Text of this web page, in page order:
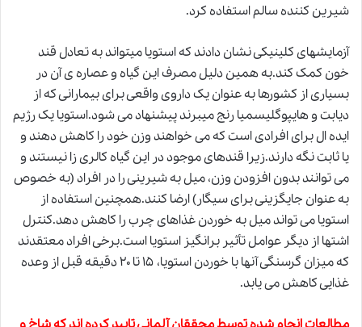
شیرین کننده سالم استفاده کرد.
آزمایش­های کلینیکی نشان دادند که استویا می­تواندبهتعادل قند
خون کمک کند.به همین دلیل مصرف این گیاه و عصاره ی آن در
بسیاری از کشورها به عنوان یک داروی واقعی برای بیمارانی که از
دیابت و هایپوگلیسمیا رنج می­برند پیشنهاد می­ شود.استویا یک رژیم
ایده­ ال برای افرادی است که می­ خواهند وزن خود را کاهش دهند و
یا ثابت نگه دارند.زیرا قندهای موجود در این گیاه کالری­ زا نیستند و
می­ توانند بدون افزودن وزن، میل به شیرینی را در افراد (به خصوص
به عنوان جایگزینی برای سیگار) ارضا کنند.همچنین استفاده از
استویا می­ تواند میل به خوردن غذاهای چرب را کاهش دهد.کنترل
اشتها از دیگر عوامل تأثیر برانگیز استویا است.برخی افراد معتقدند
که میزان گرسنگی آن­ها با خوردن استویا، ۱۵ تا ۲۰ دقیقه قبل از وعده
غذایی کاهش می­ یابد.